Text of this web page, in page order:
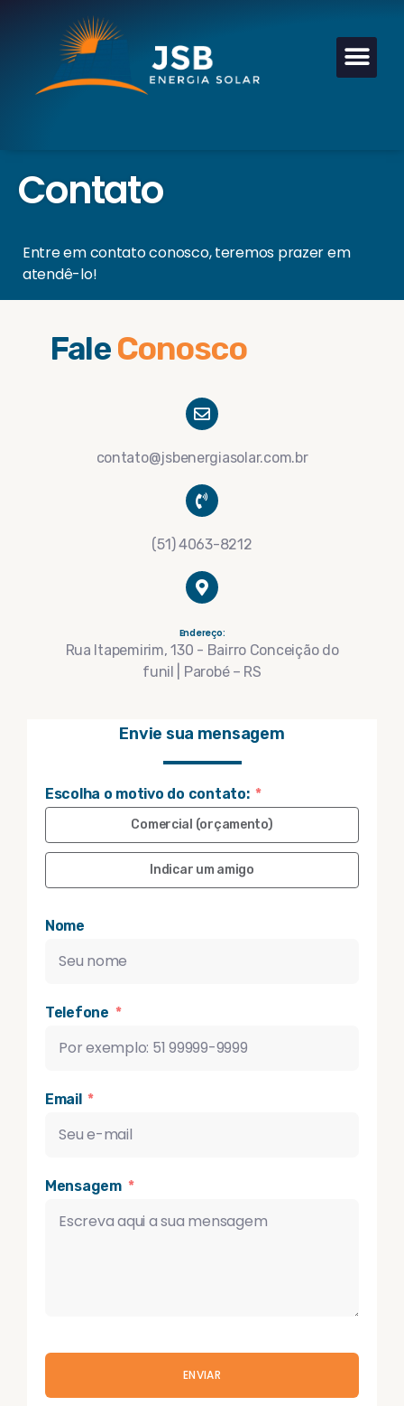
Contato
Entre em contato conosco, teremos prazer em
atendê-lo!
Fale Conosco
contato@jsbenergiasolar.com.br
(51) 4063-8212
Endereço:
Rua Itapemirim, 130 - Bairro Conceição do
funil | Parobé – RS
Envie sua mensagem
Escolha o motivo do contato:
Comercial (orçamento)
Indicar um amigo
Nome
Telefone
Email
Mensagem
ENVIAR